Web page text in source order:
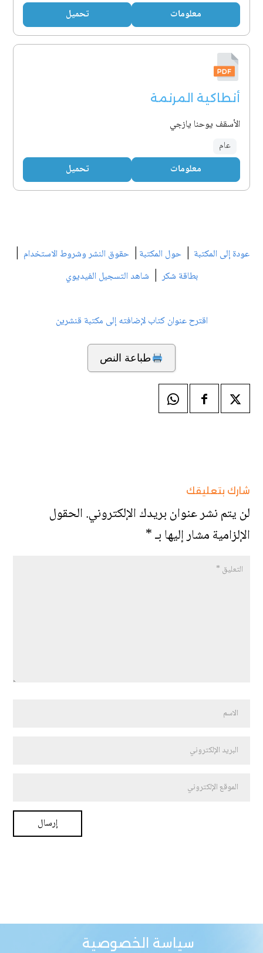
معلومات تحميل
أنطاكية المرنمة
الأسقف يوحنا يازجي
عام
معلومات تحميل
عودة إلى المكتبة | حول المكتبة | حقوق النشر وشروط الاستخدام |
بطاقة شكر| شاهد التسجيل الفيديوي
اقترح عنوان كتاب لإضافته إلى مكتبة قنشرين
طباعة النص
شارك بتعليقك
لن يتم نشر عنوان بريدك الإلكتروني.الحقول
الإلزامية مشار إليها بـ*
سياسة الخصوصية